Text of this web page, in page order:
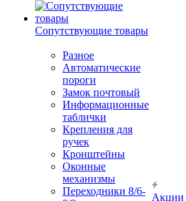
Сопутствующие товары
Разное
Автоматические
пороги
Замок почтовый
Информационные
таблички
Крепления для
ручек
Кронштейны
Оконные
механизмы
Переходники 8/6-
Акции